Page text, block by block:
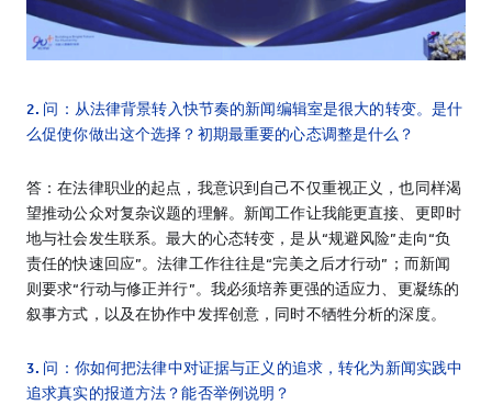
2. 问：从法律背景转入快节奏的新闻编辑室是很大的转变。是什
么促使你做出这个选择？初期最重要的心态调整是什么？
答：在法律职业的起点，我意识到自己不仅重视正义，也同样渴
望推动公众对复杂议题的理解。新闻工作让我能更直接、更即时
地与社会发生联系。最大的心态转变，是从“规避风险”走向“负
责任的快速回应”。法律工作往往是“完美之后才行动”；而新闻
则要求“行动与修正并行”。我必须培养更强的适应力、更凝练的
叙事方式，以及在协作中发挥创意，同时不牺牲分析的深度。
3. 问：你如何把法律中对证据与正义的追求，转化为新闻实践中
追求真实的报道方法？能否举例说明？